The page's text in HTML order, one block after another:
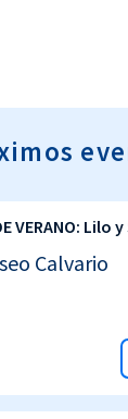
VERANO: Lilo
Calvario